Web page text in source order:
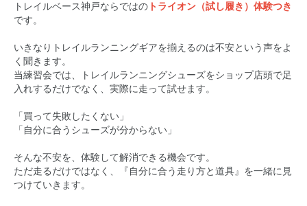
トレイルベース神戸ならではの トライオン（試し履き）体験つき
です。
いきなりトレイルランニングギアを揃えるのは不安という声をよ
く聞きます。
当練習会では、トレイルランニングシューズをショップ店頭で足
入れするだけでなく、実際に走って試せます。
「買って失敗したくない」
「自分に合うシューズが分からない」
そんな不安を、体験して解消できる機会です。
ただ走るだけではなく、『自分に合う走り方と道具』を一緒に見
つけていきます。